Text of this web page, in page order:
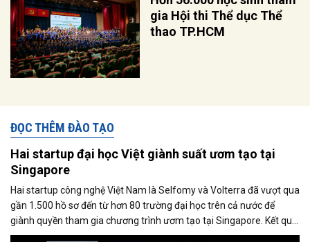
gia Hội thi Thể dục Thể
thao TP.HCM
ĐỌC THÊM ĐÀO TẠO
Hai startup đại học Việt giành suất ươm tạo tại
Singapore
Hai startup công nghệ Việt Nam là Selfomy và Volterra đã vượt qua
gần 1.500 hồ sơ đến từ hơn 80 trường đại học trên cả nước để
giành quyền tham gia chương trình ươm tạo tại Singapore. Kết quả
này được công bố tại sự kiện UniVentures - Global Launch Day